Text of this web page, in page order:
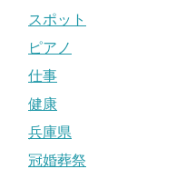
スポット
ピアノ
仕事
健康
兵庫県
冠婚葬祭